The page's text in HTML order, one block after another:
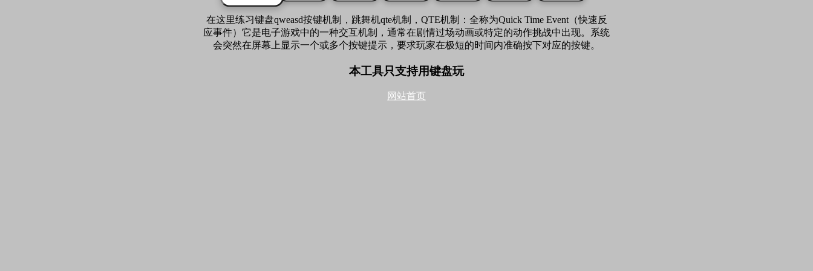
在这里练习键盘qweasd按键机制，跳舞机qte机制，QTE机制：全称为Quick Time Event（快速反
应事件）它是电子游戏中的一种交互机制，通常在剧情过场动画或特定的动作挑战中出现。系统
会突然在屏幕上显示一个或多个按键提示，要求玩家在极短的时间内准确按下对应的按键。
本工具只支持用键盘玩
网站首页